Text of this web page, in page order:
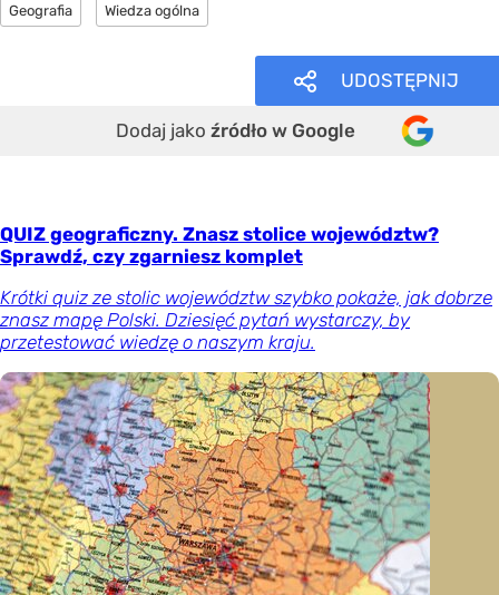
Geografia Wiedza ogólna
UDOSTĘPNIJ
Dodaj jako źródło w Google
QUIZ geograficzny. Znasz stolice województw?
Sprawdź, czy zgarniesz komplet
Krótki quiz ze stolic województw szybko pokaże, jak dobrze
znasz mapę Polski. Dziesięć pytań wystarczy, by
przetestować wiedzę o naszym kraju.